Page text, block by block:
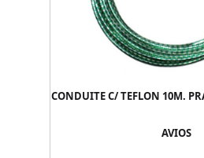
CONDUITE C/ TEFLON 10M.
AVIOS